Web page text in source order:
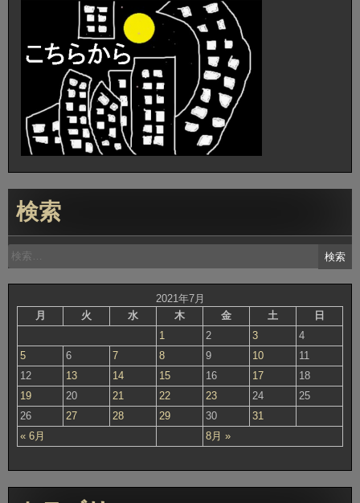
検索
検
索:
2021年7月
月
火 水 木 金 土 日
« 6月 8月 »
1 2 3
4
5
6 7 8 9 10
11
12
13 14 15 16 17
18
19
20 21 22 23 24
25
26
27 28 29 30 31